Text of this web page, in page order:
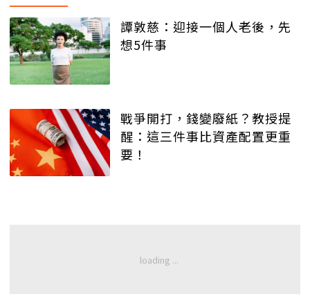
譚敦慈：迎接一個人老後，先
想5件事
戰爭開打，錢變廢紙？教授提
醒：這三件事比資產配置更重
要！